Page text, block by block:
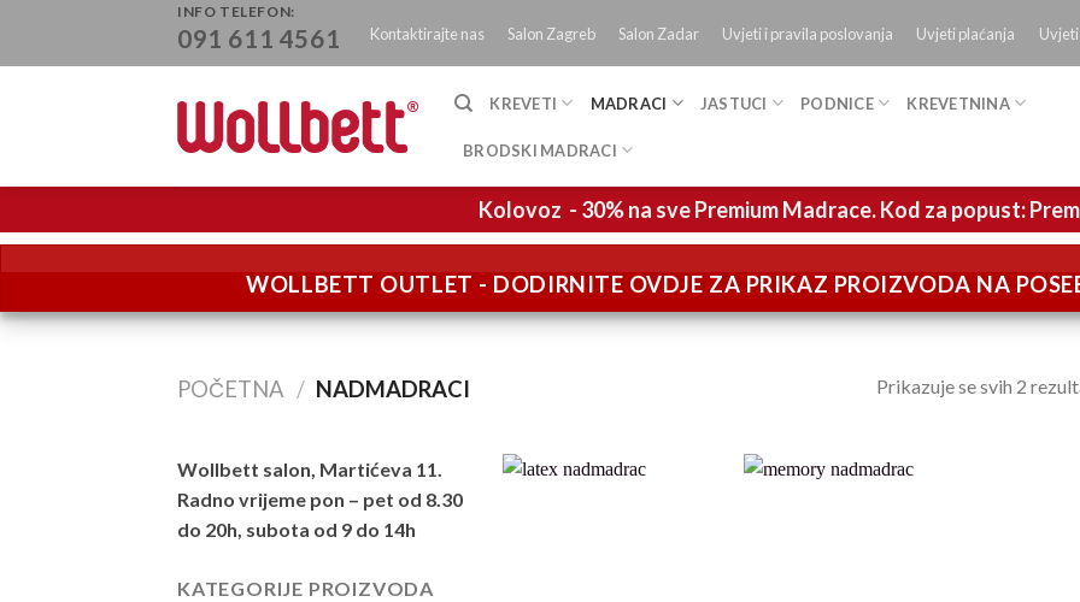
content
INFO TELEFON:
091 611 4561 Kontaktirajte nas Salon Zagreb Salon Zadar Uvjeti i pravila poslovanja Uvjeti plaćanja
KREVETI MADRACI JASTUCI PODNICE KREVETNINA
BRODSKI MADRACI
Kolovoz - 30% na sve Premium Madrace. Kod za popust:
WOLLBETT OUTLET - DODIRNITE OVDJE ZA PRIKAZ PROIZVODA NA
POČETNA / NADMADRACI Prikazuje se svih 2
Wollbett salon, Martićeva 11.
Radno vrijeme pon – pet od 8.30
do 20h, subota od 9 do 14h
KATEGORIJE PROIZVODA